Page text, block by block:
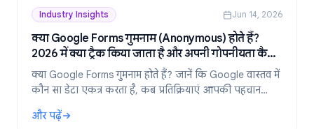
Industry Insights Jun 14, 2026
क्या Google Forms गुमनाम (Anonymous) होते हैं?
2026 में क्या ट्रैक किया जाता है और अपनी गोपनीयता कैसे
बनाए रखें
क्या Google Forms गुमनाम होते हैं? जानें कि Google वास्तव में
कौन सा डेटा एकत्र करता है, कब प्रतिक्रियाएं आपकी पहचान
उजागर करती हैं, और 2026 में पूरी तरह से गुमनाम फॉर्म कैसे
बनाएं।
और पढ़ें
: क्या Google Forms गुमनाम (Anonymous) होते हैं? 2026 में क्या